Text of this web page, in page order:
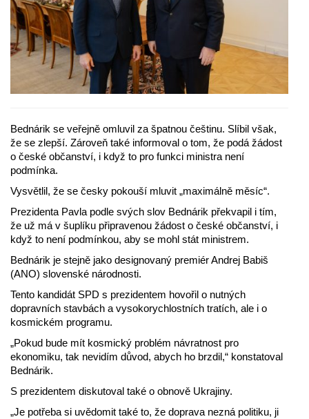
Bednárik se veřejně omluvil za špatnou češtinu. Slíbil však,
že se zlepší. Zároveň také informoval o tom, že podá žádost
o české občanství, i když to pro funkci ministra není
podmínka.
Vysvětlil, že se česky pokouší mluvit „maximálně měsíc“.
Prezidenta Pavla podle svých slov Bednárik překvapil i tím,
že už má v šuplíku připravenou žádost o české občanství, i
když to není podmínkou, aby se mohl stát ministrem.
Bednárik je stejně jako designovaný premiér Andrej Babiš
(ANO) slovenské národnosti.
Tento kandidát SPD s prezidentem hovořil o nutných
dopravních stavbách a vysokorychlostních tratích, ale i o
kosmickém programu.
„Pokud bude mít kosmický problém návratnost pro
ekonomiku, tak nevidím důvod, abych ho brzdil,“ konstatoval
Bednárik.
S prezidentem diskutoval také o obnově Ukrajiny.
„Je potřeba si uvědomit také to, že doprava nezná politiku, ji